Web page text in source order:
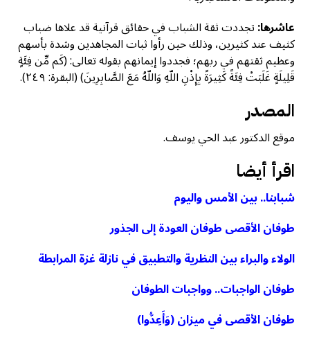
عاشرها:تجددت ثقة الشباب في حقائق قرآنية قد علاها ضباب
كثيف عند كثيرين، وذلك حين رأوا ثبات المجاهدين وشدة بأسهم
وعظيم ثقتهم في ربهم؛ فجددوا إيمانهم بقوله تعالى: (كَم مِّن فِئَةٍ
قَلِيلَةٍ غَلَبَتْ فِئَةً كَثِيرَةً بِإِذْنِ اللّهِ وَاللّهُ مَعَ الصَّابِرِينَ) (البقرة: ٢٤٩).
المصدر
موقع الدكتور عبد الحي يوسف.
اقرأ أيضا
شبابنا.. بين الأمس واليوم
طوفان الأقصى طوفان العودة إلى الجذور
الولاء والبراء بين النظرية والتطبيق في نازلة غزة المرابطة
طوفان الواجبات.. وواجبات الطوفان
طوفان الأقصى في ميزان (وَأَعِدُّوا)